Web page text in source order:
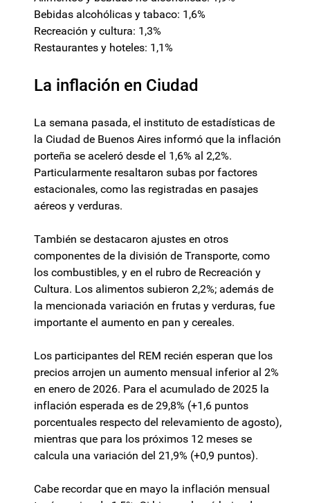
Bebidas alcohólicas y tabaco: 1,6%
Recreación y cultura: 1,3%
Restaurantes y hoteles: 1,1%
La inflación en Ciudad
La semana pasada, el instituto de estadísticas de
la Ciudad de Buenos Aires informó que la inflación
porteña se aceleró desde el 1,6% al 2,2%.
Particularmente resaltaron subas por factores
estacionales, como las registradas en pasajes
aéreos y verduras.
También se destacaron ajustes en otros
componentes de la división de Transporte, como
los combustibles, y en el rubro de Recreación y
Cultura. Los alimentos subieron 2,2%; además de
la mencionada variación en frutas y verduras, fue
importante el aumento en pan y cereales.
Los participantes del REM recién esperan que los
precios arrojen un aumento mensual inferior al 2%
en enero de 2026. Para el acumulado de 2025 la
inflación esperada es de 29,8% (+1,6 puntos
porcentuales respecto del relevamiento de agosto),
mientras que para los próximos 12 meses se
calcula una variación del 21,9% (+0,9 puntos).
Cabe recordar que en mayo la inflación mensual